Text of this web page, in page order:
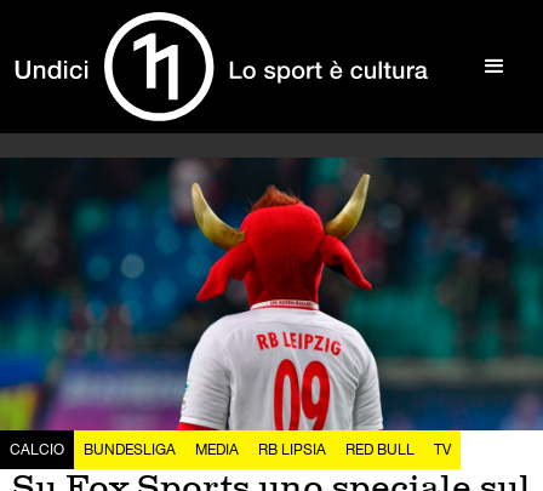
CALCIO BUNDESLIGA MEDIA RB LIPSIA RED BULL TV